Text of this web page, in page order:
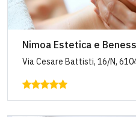
Nimoa Estetica e
Via Cesare Battisti, 16/N,